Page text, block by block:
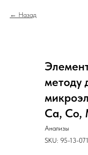
Назад
методу
Ca, Co,
Анализы
SKU: 95-13-071